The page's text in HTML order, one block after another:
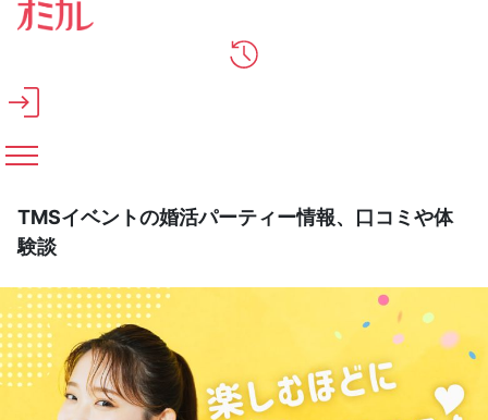
メインコンテンツへスキップ
TMSイベントの婚活パーティー情報、口コミや体
験談